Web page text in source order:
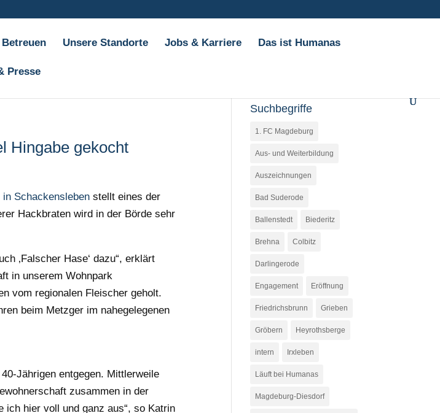
Unsere Standorte Jobs & Karriere Das ist Humanas
Presse
Hingabe gekocht
in Schackensleben stellt eines der
Hackbraten wird in der Börde sehr
‚Falscher Hase‘ dazu“, erklärt
in unserem Wohnpark
vom regionalen Fleischer geholt.
beim Metzger im nahegelegenen
Jährigen entgegen. Mittlerweile
zusammen in der
ich hier voll und ganz aus“, so Katrin
Suchbegriffe
1. FC Magdeburg
Aus- und Weiterbildung
Auszeichnungen
Bad Suderode
Ballenstedt Biederitz
Brehna Colbitz
Darlingerode
Engagement Eröffnung
Friedrichsbrunn Grieben
Gröbern Heyrothsberge
intern Irxleben
Läuft bei Humanas
Magdeburg-Diesdorf